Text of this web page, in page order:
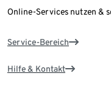
Online-Services nutzen &
Service-Bereich
Hilfe & Kontakt